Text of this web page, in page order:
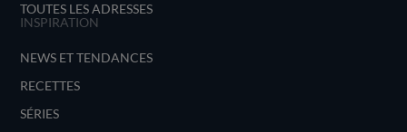
TOUTES LES ADRESSES
INSPIRATION
NEWS ET TENDANCES
RECETTES
SÉRIES